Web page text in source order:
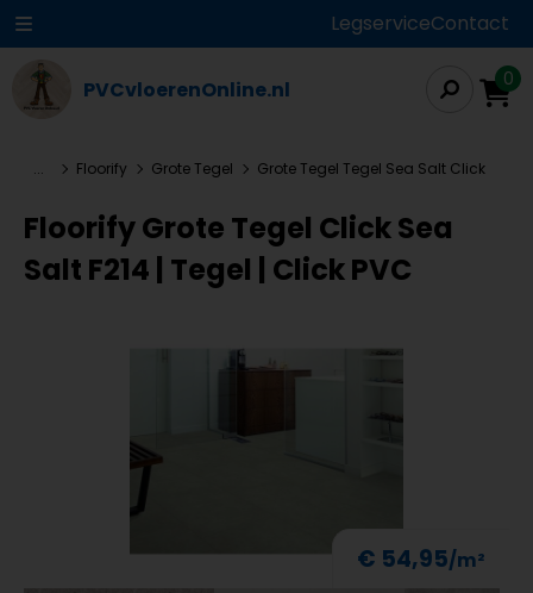
LegserviceContact
PVCvloerenOnline.nl 0
... Floorify Grote Tegel Grote Tegel Tegel Sea Salt Click
Floorify Grote Tegel Click Sea
Salt F214 | Tegel | Click PVC
€ 54,95